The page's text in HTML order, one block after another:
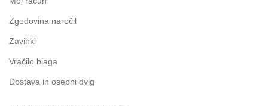
Zgodovina naročil
Zavihki
Vračilo blaga
Dostava in osebni dvig